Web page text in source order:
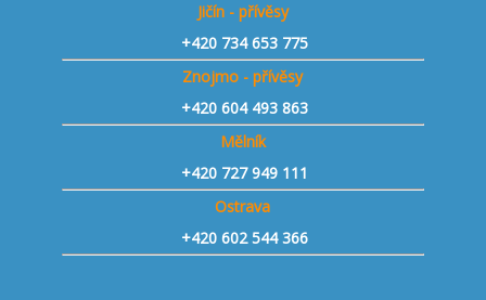
Jičín - přívěsy
+420 734 653 775
Znojmo - přívěsy
+420 604 493 863
Mělník
+420 727 949 111
Ostrava
+420 602 544 366